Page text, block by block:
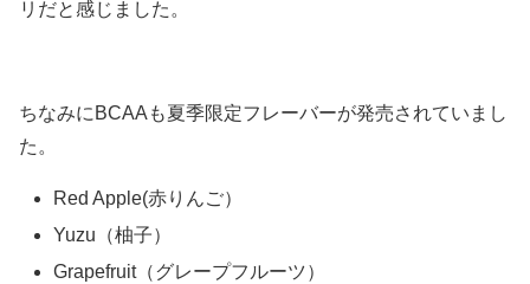
リだと感じました。
ちなみにBCAAも夏季限定フレーバーが発売されていまし
た。
Red Apple(赤りんご）
Yuzu（柚子）
Grapefruit（グレープフルーツ）